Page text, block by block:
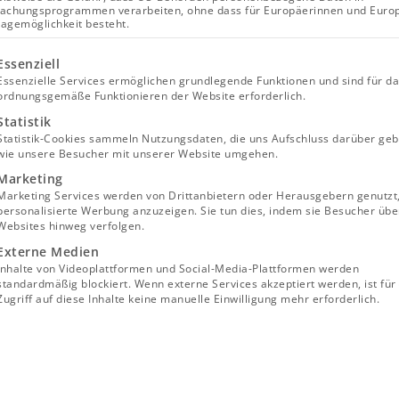
verarbeiten, ohne dass für Europäerinnen und
besteht.
eine Liste der Service-Gruppen, für die eine
Services ermöglichen grundlegende Funktionen und sind für
Funktionieren der Website erforderlich.
Cookies sammeln Nutzungsdaten, die uns Aufschluss darüber
unsere Besucher mit unserer Website umgehen.
Services werden von Drittanbietern oder Herausgebern
Werbung anzuzeigen. Sie tun dies, indem sie Besucher
hinweg verfolgen.
Medien
von Videoplattformen und Social-Media-Plattformen werden
blockiert. Wenn externe Services akzeptiert werden, ist für
auf diese Inhalte keine manuelle Einwilligung mehr erforderlich.